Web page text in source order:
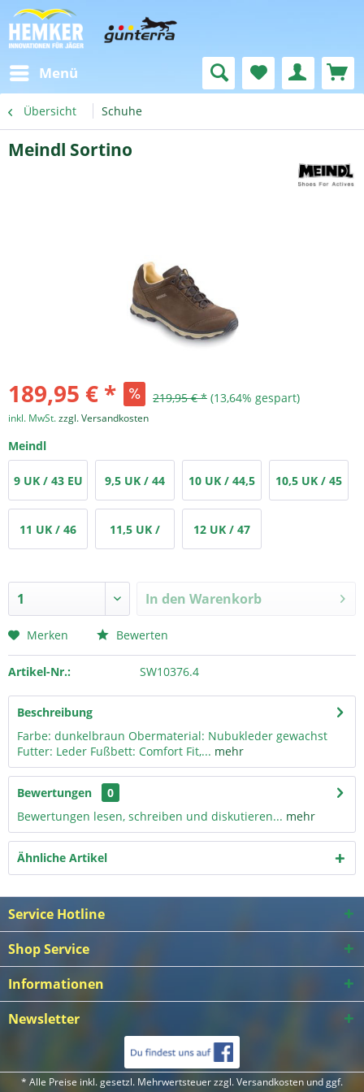
Menü
Übersicht Schuhe
Meindl Sortino
189,95 € * 219,95 € * (13,64% gespart)
inkl. MwSt.zzgl. Versandkosten
Meindl
9 UK / 43 EU 9,5 UK / 44
EU
10 UK / 44,5
EU
10,5 UK / 45
11 UK / 46
11,5 UK / 12 UK / 47
In den Warenkorb
Merken Bewerten
Artikel-Nr.: SW10376.4
Beschreibung
Farbe: dunkelbraun Obermaterial: Nubukleder gewachst
Futter: Leder Fußbett: Comfort Fit,... mehr
Bewertungen
0
Bewertungen lesen, schreiben und diskutieren... mehr
Ähnliche Artikel
Service Hotline
Shop Service
Informationen
Newsletter
* Alle Preise inkl. gesetzl. Mehrwertsteuer zzgl.Versandkosten und ggf.